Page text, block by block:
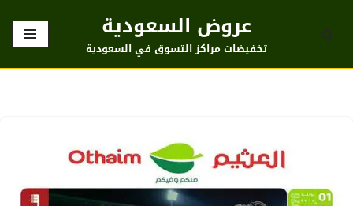
تخطى
عروض السعودية
تخفيضات مراكز التسوق في السعودية